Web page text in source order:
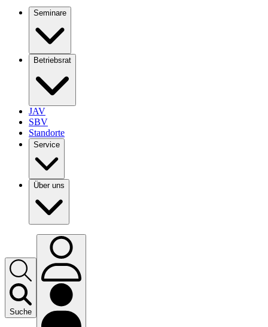
Seminare
Betriebsrat
JAV
SBV
Standorte
Service
Über uns
Suche